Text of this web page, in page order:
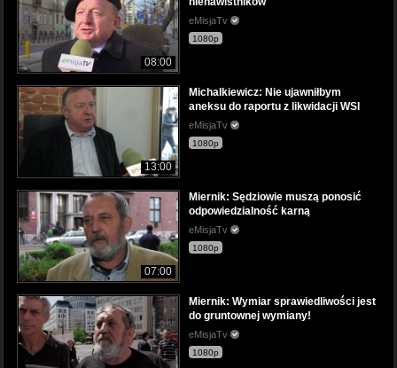
08:00
eMisjaTv
1080p
13:00
Michalkiewicz: Nie ujawniłbym
aneksu do raportu z likwidacji WSI
eMisjaTv
1080p
07:00
Miernik: Sędziowie muszą ponosić
odpowiedzialność karną
eMisjaTv
1080p
Miernik: Wymiar sprawiedliwości jest
do gruntownej wymiany!
eMisjaTv
1080p